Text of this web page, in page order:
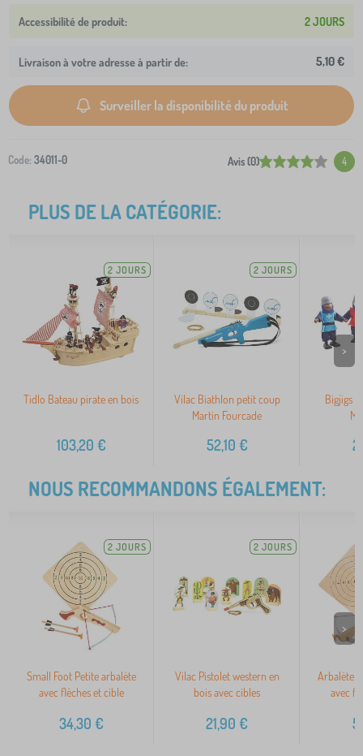
2 JOURS
Livraison à votre adresse à partir de: 5,10 €
Surveiller la disponibilité du produit
Code: 34011-0 Avis (0) 4
PLUS DE LA CATÉGORIE:
2 JOURS
Tidlo Bateau pirate en bois
103,20 €
2 JOURS
Vilac Biathlon petit coup
Martin Fourcade
52,10 €
Bigjigs
>
NOUS RECOMMANDONS ÉGALEMENT:
2 JOURS
Small Foot Petite arbalète
avec flèches et cible
34,30 €
2 JOURS
Vilac Pistolet western en
bois avec cibles
21,90 €
Arbalète
avec
>